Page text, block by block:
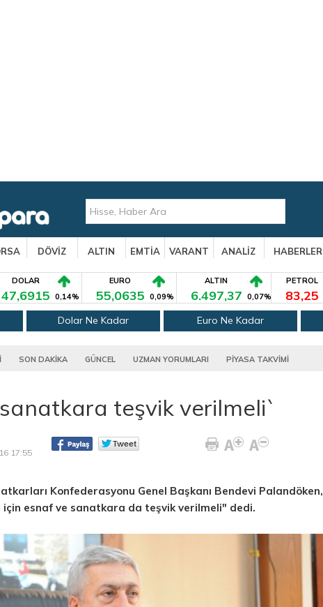
DÖVİZ ALTIN EMTİA VARANT ANALİZ HABERLER
DOLAR
47,6915 0,14%
EURO
55,0635 0,09%
ALTIN
6.497,37 0,07%
PETROL
83,25
Dolar Ne Kadar Euro Ne Kadar
SON DAKİKA GÜNCEL UZMAN YORUMLARI PİYASA TAKVİMİ
teşvik verilmeli`
17:55
Konfederasyonu Genel Başkanı Bendevi Palandöken,
için esnaf ve sanatkara da teşvik verilmeli" dedi.